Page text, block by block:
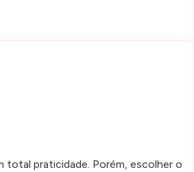
total praticidade. Porém, escolher o